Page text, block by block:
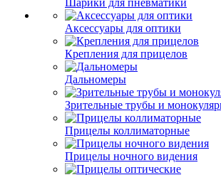
Шарики для пневматики
Аксессуары для оптики
Крепления для прицелов
Дальномеры
Зрительные трубы и
Прицелы коллиматорные
Прицелы ночного видения